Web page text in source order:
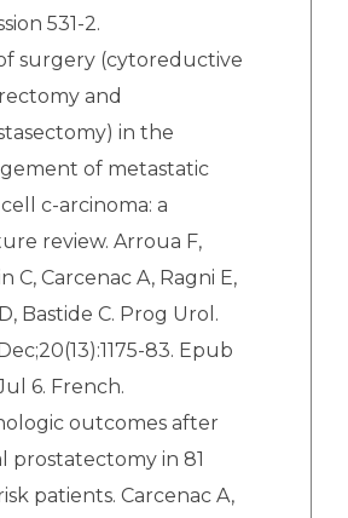
531-2.
surgery (cytoreductive
and
in the
of metastatic
c-arcinoma: a
review. Arroua F,
C, Carcenac A, Ragni E,
Bastide C. Prog Urol.
83. Epub
6. French.
outcomes after
prostatectomy in 81
patients. Carcenac A,